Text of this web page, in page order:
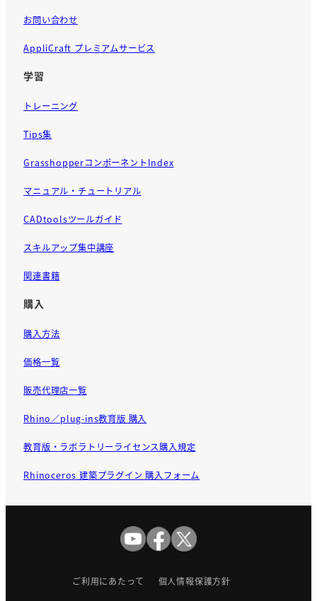
お問い合わせ
AppliCraft プレミアムサービス
学習
トレーニング
Tips集
GrasshopperコンポーネントIndex
マニュアル・チュートリアル
CADtoolsツールガイド
スキルアップ集中講座
関連書籍
購入
購入方法
価格一覧
販売代理店一覧
Rhino／plug-ins教育版 購入
教育版・ラボラトリーライセンス購入規定
Rhinoceros 建築プラグイン 購入フォーム
ご利用にあたって 個人情報保護方針